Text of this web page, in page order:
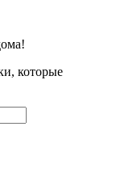
которые